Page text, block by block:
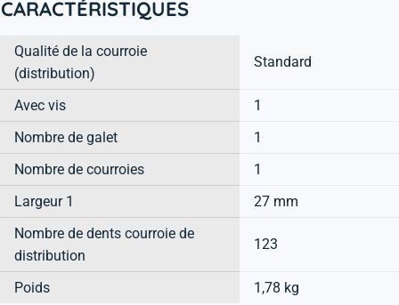
CARACTÉRISTIQUES
Qualité de la courroie
(distribution)
Standard
Avec vis
1
Nombre de galet
1
Nombre de courroies
1
Largeur 1
27 mm
Nombre de dents courroie de
distribution
123
Poids 1,78 kg